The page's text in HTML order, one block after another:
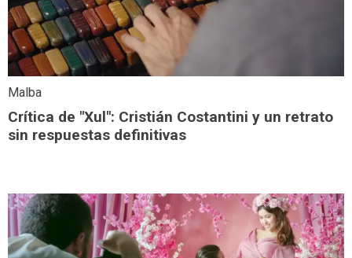
Malba
Crítica de "Xul": Cristián Costantini y un retrato
sin respuestas definitivas